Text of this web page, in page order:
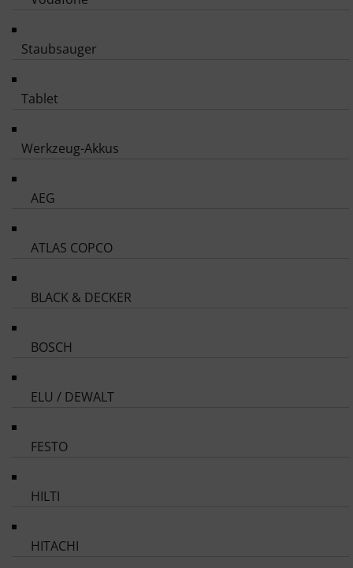
Staubsauger
Tablet
Werkzeug-Akkus
AEG
ATLAS COPCO
BLACK & DECKER
BOSCH
ELU / DEWALT
FESTO
HILTI
HITACHI